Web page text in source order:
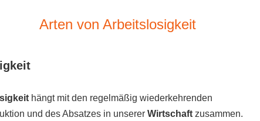
Arten von Arbeitslosigkeit
hängt mit den regelmäßig wiederkehrenden
und des Absatzes in unserer Wirtschaft zusammen.